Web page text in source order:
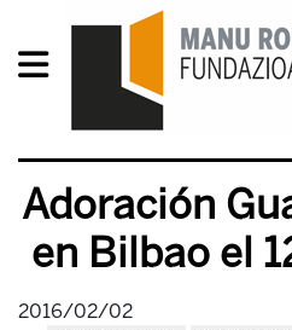
Adoración
en Bilbao el
2016/02/02